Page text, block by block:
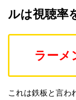
ルは視聴率
ラーメ
これは鉄板と言わ